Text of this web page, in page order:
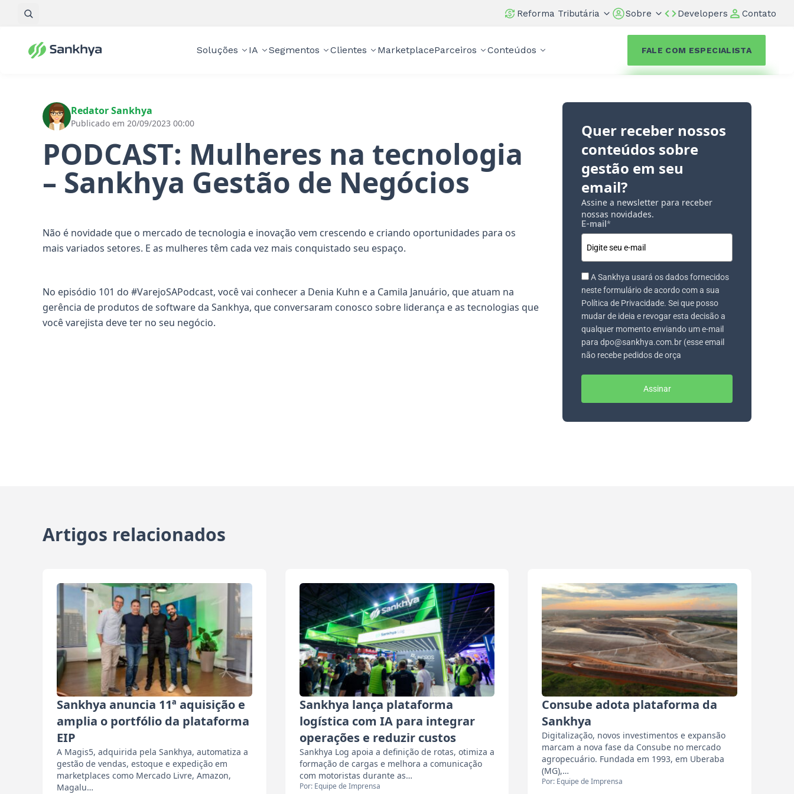
Reforma Tributária Sobre Developers Contato
Soluções IA Segmentos Clientes MarketplaceParceiros Conteúdos FALE COM ESPECIALISTA
Redator Sankhya
Publicado em 20/09/2023 00:00
PODCAST: Mulheres na tecnologia
– Sankhya Gestão de Negócios
Não é novidade que o mercado de tecnologia e inovação vem crescendo e criando oportunidades para os
mais variados setores. E as mulheres têm cada vez mais conquistado seu espaço.
No episódio 101 do #VarejoSAPodcast, você vai conhecer a Denia Kuhn e a Camila Januário, que atuam na
gerência de produtos de software da Sankhya, que conversaram conosco sobre liderança e as tecnologias que
você varejista deve ter no seu negócio.
Quer receber nossos
conteúdos sobre
gestão em seu
email?
Assine a newsletter para receber
nossas novidades.
E-mail *
A Sankhya usará os dados fornecidos
neste formulário de acordo com a sua
Política de Privacidade. Sei que posso
mudar de ideia e revogar esta decisão a
qualquer momento enviando um e-mail
para dpo@sankhya.com.br (esse email
não recebe pedidos de orça
Assinar
Artigos relacionados
Sankhya anuncia 11ª aquisição e
amplia o portfólio da plataforma
EIP
A Magis5, adquirida pela Sankhya, automatiza a
gestão de vendas, estoque e expedição em
marketplaces como Mercado Livre, Amazon,
Magalu…
Sankhya lança plataforma
logística com IA para integrar
operações e reduzir custos
Sankhya Log apoia a definição de rotas, otimiza a
formação de cargas e melhora a comunicação
com motoristas durante as…
Por: Equipe de Imprensa
Consube adota plataforma da
Sankhya
Digitalização, novos investimentos e expansão
marcam a nova fase da Consube no mercado
agropecuário. Fundada em 1993, em Uberaba
(MG),…
Por: Equipe de Imprensa